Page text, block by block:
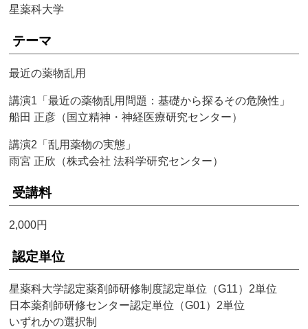
星薬科大学
テーマ
最近の薬物乱用
講演1「最近の薬物乱用問題：基礎から探るその危険性」
船田 正彦（国立精神・神経医療研究センター）
講演2「乱用薬物の実態」
雨宮 正欣（株式会社 法科学研究センター）
受講料
2,000円
認定単位
星薬科大学認定薬剤師研修制度認定単位（G11）2単位
日本薬剤師研修センター認定単位（G01）2単位
いずれかの選択制